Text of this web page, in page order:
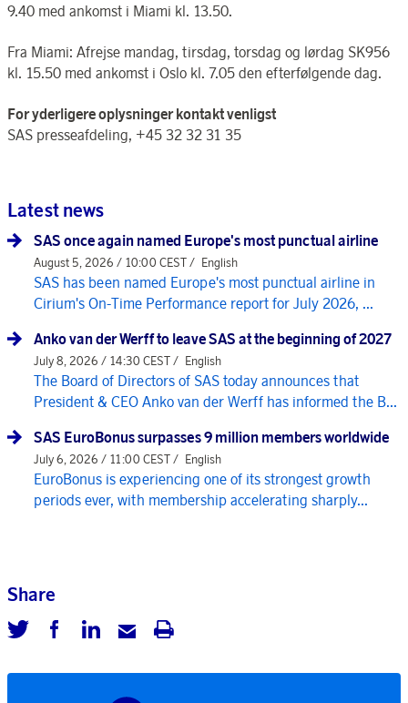
9.40 med ankomst i Miami kl. 13.50.
Fra Miami: Afrejse mandag, tirsdag, torsdag og lørdag SK956
kl. 15.50 med ankomst i Oslo kl. 7.05 den efterfølgende dag.
For yderligere oplysninger kontakt venligst
SAS presseafdeling, +45 32 32 31 35
Latest news
SAS once again named Europe's most punctual airline
August 5, 2026 / 10:00 CEST / English
SAS has been named Europe's most punctual airline in
Cirium's On-Time Performance report for July 2026, ...
Anko van der Werff to leave SAS at the beginning of 2027
July 8, 2026 / 14:30 CEST / English
The Board of Directors of SAS today announces that
President & CEO Anko van der Werff has informed the B...
SAS EuroBonus surpasses 9 million members worldwide
July 6, 2026 / 11:00 CEST / English
EuroBonus is experiencing one of its strongest growth
periods ever, with membership accelerating sharply...
Share